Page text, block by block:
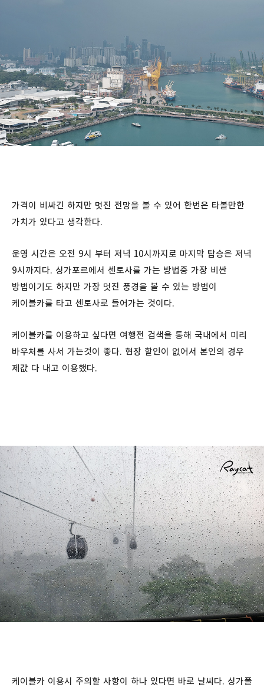
가격이 비싸긴 하지만 멋진 전망을 볼 수 있어 한번은 타볼만한
가치가 있다고 생각한다.
운영 시간은 오전 9시 부터 저녁 10시까지로 마지막 탑승은 저녁
9시까지다. 싱가포르에서 센토사를 가는 방법중 가장 비싼
방법이기도 하지만 가장 멋진 풍경을 볼 수 있는 방법이
케이블카를 타고 센토사로 들어가는 것이다.
케이블카를 이용하고 싶다면 여행전 검색을 통해 국내에서 미리
바우처를 사서 가는것이 좋다. 현장 할인이 없어서 본인의 경우
제값 다 내고 이용했다.
케이블카 이용시 주의할 사항이 하나 있다면 바로 날씨다. 싱가폴